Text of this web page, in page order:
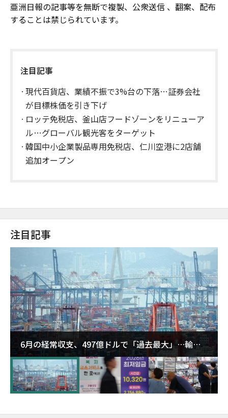
亜洲日報の記事等を無断で複製、公衆送信 、翻案、配布
することは禁じられています。
注目記事
現代百貨店、業績不振で3%台の下落…証券会社
が目標株価を引き下げ
ロッテ免税店、釜山店フードゾーンをリニューア
ル…グローバル観光客をターゲット
韓国中小企業製品専用免税店、仁川空港に2店舗
追加オープン
注目記事
6月の経常収支、497億ドルで「過去最大」…輸出
が初の1000億ドル突破